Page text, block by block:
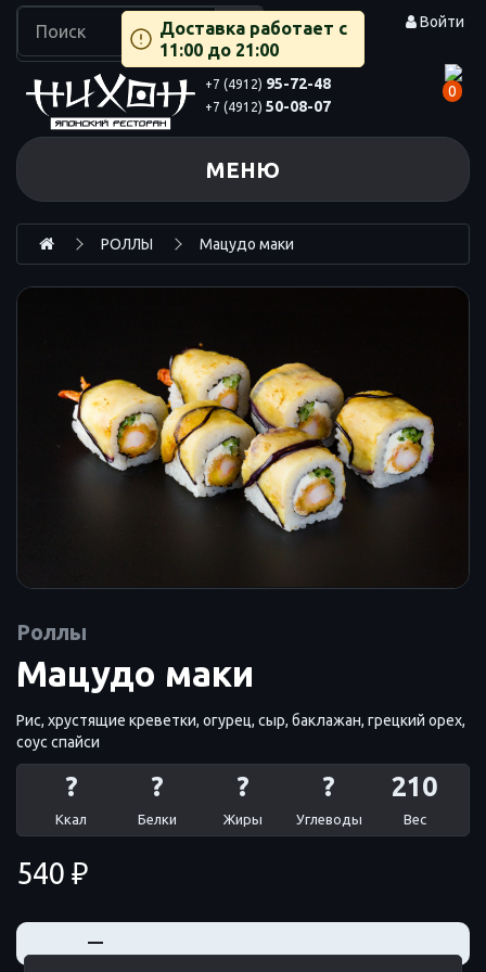
Войти
Доставка работает с
11:00 до 21:00
+7 (4912) 95-72-48
+7 (4912) 50-08-07
0
МЕНЮ
РОЛЛЫ Мацудо маки
Роллы
Мацудо маки
Рис, хрустящие креветки, огурец, сыр, баклажан, грецкий орех,
соус спайси
? ? ? ? 210
Ккал Белки Жиры Углеводы Вес
540 ₽
—